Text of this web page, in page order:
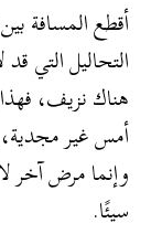
أقطع المسافة
التحاليل التي
هناك نزيف،
أمس غير
وإنما مرض آخر
سيئًا.